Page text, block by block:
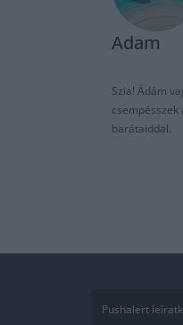
Adam
Szia! Ádám
barátaiddal.
Pushalert